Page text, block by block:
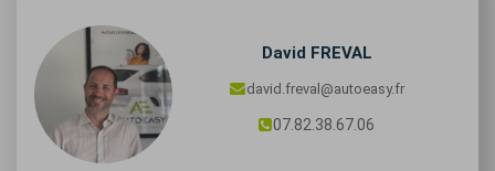
David FREVAL
david.freval@autoeasy.fr
07.82.38.67.06